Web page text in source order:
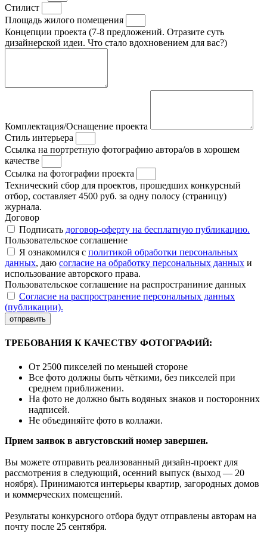
Стилист
Площадь жилого помещения
Концепции проекта (7-8 предложений. Отразите суть
дизайнерской идеи. Что стало вдохновением для вас?)
Комплектация/Оснащение проекта
Стиль интерьера
Ссылка на портретную фотографию автора/ов в хорошем
качестве
Ссылка на фотографии проекта
Технический сбор для проектов, прошедших конкурсный
отбор, составляет 4500 руб. за одну полосу (страницу)
журнала.
Договор
Подписать договор-оферту на бесплатную публикацию.
Пользовательское соглашение
Я ознакомился с политикой обработки персональных
данных, даю согласие на обработку персональных данных и
использование авторского права.
Пользовательское соглашение на распространиние данных
Согласие на распространение персональных данных
(публикации).
отправить
ТРЕБОВАНИЯ К КАЧЕСТВУ ФОТОГРАФИЙ:
От 2500 пикселей по меньшей стороне
Все фото должны быть чёткими, без пикселей при
среднем приближении.
На фото не должно быть водяных знаков и посторонних
надписей.
Не объединяйте фото в коллажи.
Прием заявок в августовский номер завершен.
Вы можете отправить реализованный дизайн-проект для
рассмотрения в следующий, осенний выпуск (выход — 20
ноября). Принимаются интерьеры квартир, загородных домов
и коммерческих помещений.
Результаты конкурсного отбора будут отправлены авторам на
почту после 25 сентября.